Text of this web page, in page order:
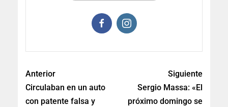
Anterior
Circulaban en un auto
con patente falsa y
Siguiente
Sergio Massa: «El
próximo domingo se